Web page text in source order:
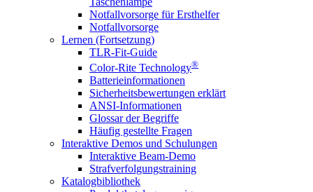
Notfallvorsorge für Ersthelfer
Notfallvorsorge
Lernen (Fortsetzung)
TLR-Fit-Guide
Color-Rite Technology®
Batterieinformationen
Sicherheitsbewertungen erklärt
ANSI-Informationen
Glossar der Begriffe
Häufig gestellte Fragen
Interaktive Demos und Schulungen
Interaktive Beam-Demo
Strafverfolgungstraining
Katalogbibliothek